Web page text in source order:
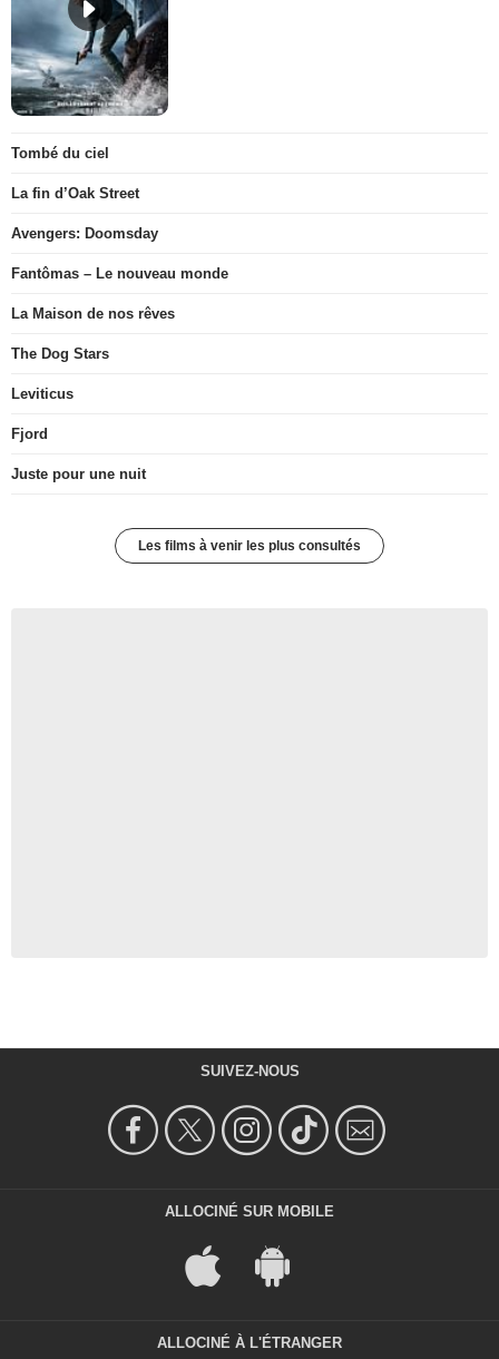
Tombé du ciel
La fin d’Oak Street
Avengers: Doomsday
Fantômas – Le nouveau monde
La Maison de nos rêves
The Dog Stars
Leviticus
Fjord
Juste pour une nuit
Les films à venir les plus consultés
SUIVEZ-NOUS
ALLOCINÉ SUR MOBILE
ALLOCINÉ À L'ÉTRANGER